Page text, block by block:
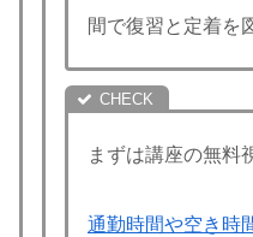
間で復習と定着を
まずは講座の無料
通勤時間や空き時